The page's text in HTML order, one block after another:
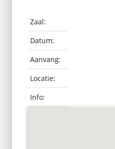
Zaal:
Datum:
Aanvang:
Locatie:
Info: